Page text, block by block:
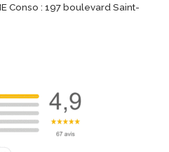
Conso : 197 boulevard Saint-